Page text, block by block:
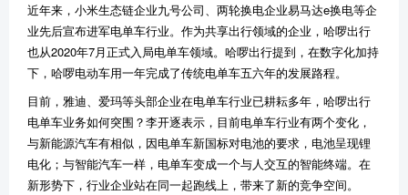
近年来，小米生态链企业九号公司、两轮换电企业易马达e换电等企
业先后宣布进军电单车行业。作为共享出行领域的企业，哈啰出行
也从2020年7月正式入局电单车领域。哈啰出行提到，在数字化加持
下，哈啰电动车用一年完成了传统电单车五六年的发展路程。
目前，雅迪、爱玛等头部企业在电单车行业已耕耘多年，哈啰出行
电单车业务如何突围？李开逐表示，目前电单车行业有两个变化，
与新能源汽车有相似，因电单车新国标对电池的要求，电池呈现锂
电化；与智能汽车一样，电单车变成一个与人交互的智能终端。在
新形势下，行业企业站在同一起跑线上，带来了新的竞争空间。